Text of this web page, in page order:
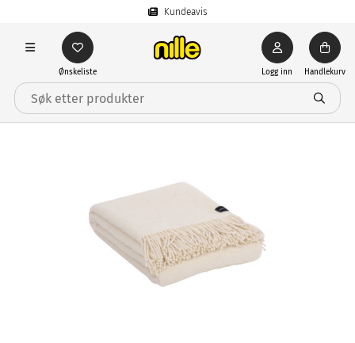
Kundeavis
Ønskeliste Logg inn Handlekurv